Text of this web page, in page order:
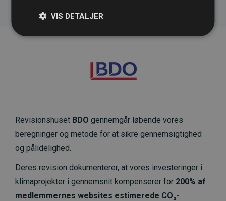
Revisionshuset BDO gennemgår løbende vores
beregninger og metode for at sikre gennemsigtighed
og pålidelighed.
Deres revision dokumenterer, at vores investeringer i
klimaprojekter i gennemsnit kompenserer for 200% af
medlemmernes websites estimerede CO₂-
VIS DETALJER